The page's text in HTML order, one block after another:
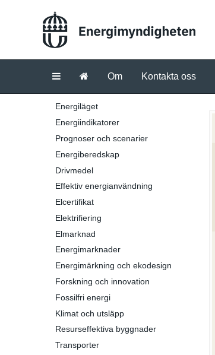
Om Kontakta oss
Energiläget
Energiindikatorer
Prognoser och scenarier
Energiberedskap
Drivmedel
Effektiv energianvändning
Elcertifikat
Elektrifiering
Elmarknad
Energimarknader
Energimärkning och ekodesign
Forskning och innovation
Fossilfri energi
Klimat och utsläpp
Resurseffektiva byggnader
Transporter